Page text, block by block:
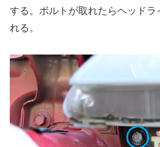
する。ボルトが取れたらヘッド
れる。